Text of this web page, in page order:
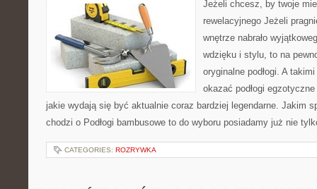
Jeżeli chcesz, by twoje
rewelacyjnego Jeżeli
wnętrze nabrało
wdzięku i stylu, to na
oryginalne podłogi. A
okazać podłogi
jakie wydają się być aktualnie coraz bardziej legendarne. Jakim
chodzi o Podłogi bambusowe to do wyboru posiadamy już nie
CATEGORIES: ROZRYWKA